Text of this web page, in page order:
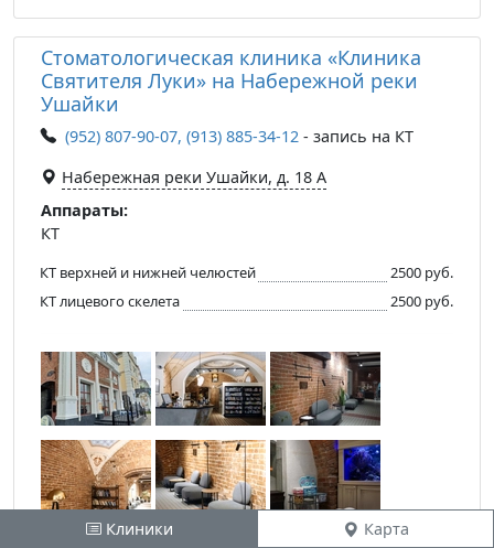
Стоматологическая клиника «Клиника
Святителя Луки» на Набережной реки
Ушайки
(952) 807-90-07, (913) 885-34-12 - запись на КТ
​Набережная реки Ушайки, д. 18 А
Аппараты:
КТ
КТ верхней и нижней челюстей
2500 руб.
КТ лицевого скелета
2500 руб.
Клиники Карта